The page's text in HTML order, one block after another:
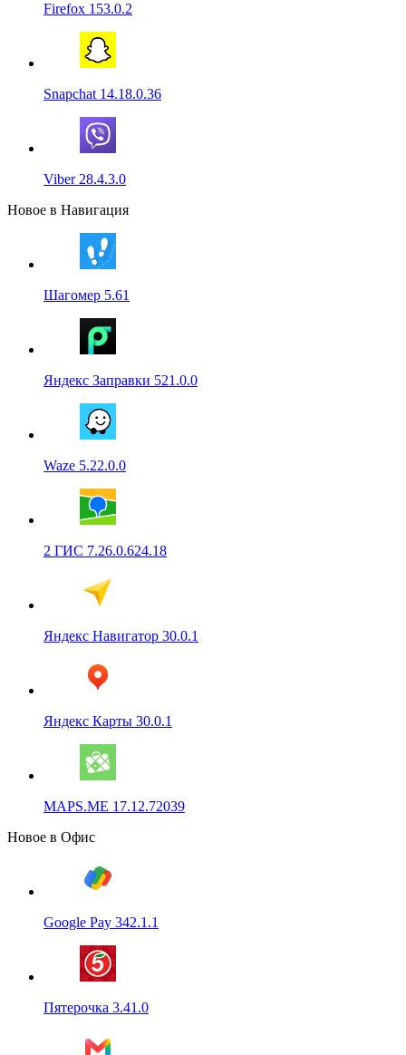
Firefox 153.0.2
Snapchat 14.18.0.36
Viber 28.4.3.0
Новое в Навигация
Шагомер 5.61
Яндекс Заправки 521.0.0
Waze 5.22.0.0
2 ГИС 7.26.0.624.18
Яндекс Навигатор 30.0.1
Яндекс Карты 30.0.1
MAPS.ME 17.12.72039
Новое в Офис
Google Pay 342.1.1
Пятерочка 3.41.0